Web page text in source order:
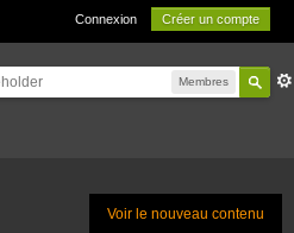
Connexion Créer un compte
Membres
Voir le nouveau contenu